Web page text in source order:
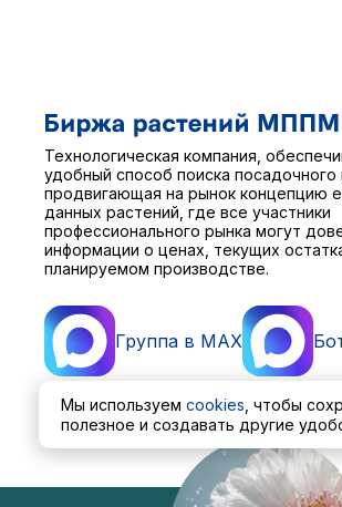
Технологическая компания,
удобный способ поиска посадочного
продвигающая на рынок концепцию
данных растений, где все участники
профессионального рынка могут
информации о ценах, текущих
планируемом производстве.
Группа в MAX
Пользовательское соглашение
Мы используем cookies , чтобы
полезное и создавать другие